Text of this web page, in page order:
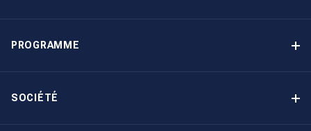
PROGRAMME
Avantages
SOCIÉTÉ